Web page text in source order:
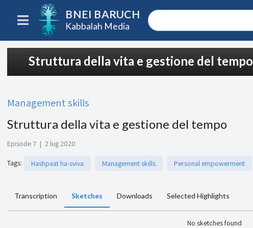
BNEI BARUCH
Kabbalah Media
Struttura della vita e gestione del tempo
Management skills
Struttura della vita e gestione del tempo
Episode 7 | 2 lug 2020
Tags: Hashpaat ha-sviva Management skills Personal empowerment
Transcription Sketches Downloads Selected Highlights
No sketches found